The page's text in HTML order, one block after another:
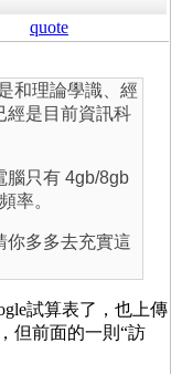
quote
和理論學識、經
經是目前資訊科
腦只有 4gb/8gb
率。
你多多去充實這
試算表了，也上傳
但前面的一則“訪